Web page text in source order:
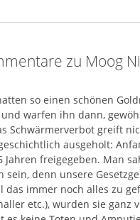
zu Moog
so einen schönen
warfen ihn dann,
Schwärmerverbot greift
ausgeholt:
Jahren freigegeben. Man
sein, denn unsere
das immer noch alles zu
etc.), wurden sie ganz